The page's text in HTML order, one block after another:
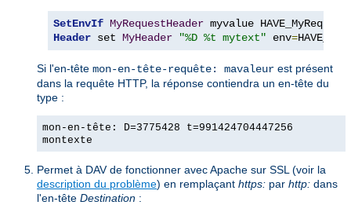
SetEnvIf MyRequestHeader
Header set MyHeader "%D %t mytext" env=
Si l'en-tête mon-en-tête-requête: mavaleur est présent
dans la requête HTTP, la réponse contiendra un en-tête du
type :
mon-en-tête: D=3775428 t=991424704447256
montexte
Permet à DAV de fonctionner avec Apache sur SSL (voir la
description du problème) en remplaçant https: par http: dans
l'en-tête Destination :